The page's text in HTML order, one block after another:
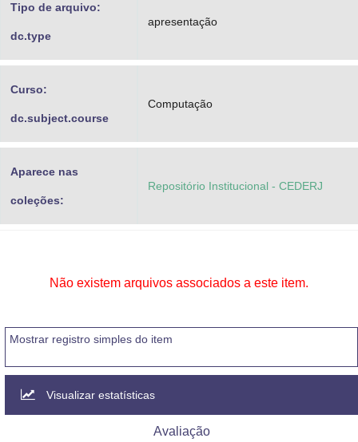
Tipo de arquivo:
dc.type
apresentação
Curso:
dc.subject.course
Computação
Aparece nas
coleções:
Repositório Institucional - CEDERJ
Não existem arquivos associados a este item.
Mostrar registro simples do item
Visualizar estatísticas
Avaliação